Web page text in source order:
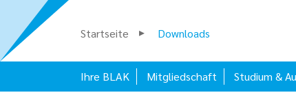
Startseite Downloads
Ihre BLAK Mitgliedschaft Studium &